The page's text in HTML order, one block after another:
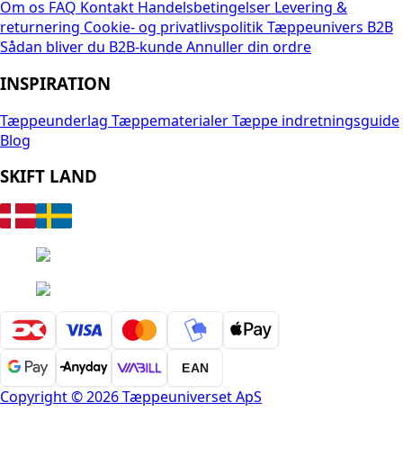
Om os FAQ Kontakt Handelsbetingelser Levering &
returnering Cookie- og privatlivspolitikTæppeunivers B2B
Sådan bliver du B2B-kundeAnnuller din ordre
INSPIRATION
Tæppeunderlag TæppematerialerTæppe indretningsguide
Blog
SKIFT LAND
EAN
Copyright © 2026 Tæppeuniverset ApS